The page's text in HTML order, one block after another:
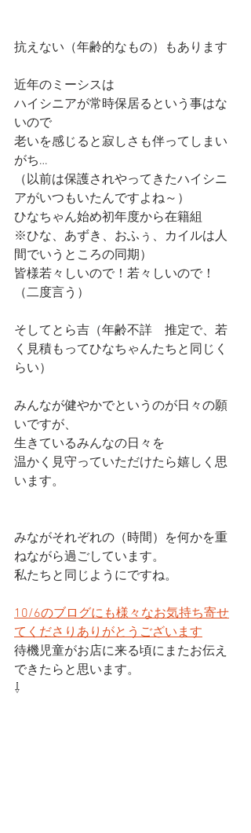
抗えない（年齢的なもの）もあります
近年のミーシスは
ハイシニアが常時保居るという事はな
いので
老いを感じると寂しさも伴ってしまい
がち…
（以前は保護されやってきたハイシニ
アがいつもいたんですよね～）
ひなちゃん始め初年度から在籍組
※ひな、あずき、おふぅ、カイルは人
間でいうところの同期）
皆様若々しいので！若々しいので！
（二度言う）
そしてとら吉（年齢不詳　推定で、若
く見積もってひなちゃんたちと同じく
らい）
みんなが健やかでというのが日々の願
いですが、
生きているみんなの日々を
温かく見守っていただけたら嬉しく思
います。
みながそれぞれの（時間）を何かを重
ねながら過ごしています。
私たちと同じようにですね。
10/6のブログにも様々なお気持ち寄せ
てくださりありがとうございます
待機児童がお店に来る頃にまたお伝え
できたらと思います。
⇩